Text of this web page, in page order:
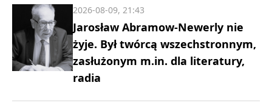
Jarosław Abramow-Newerly nie
żyje. Był twórcą wszechstronnym,
zasłużonym m.in. dla literatury,
radia
2026-08-09, 21:43